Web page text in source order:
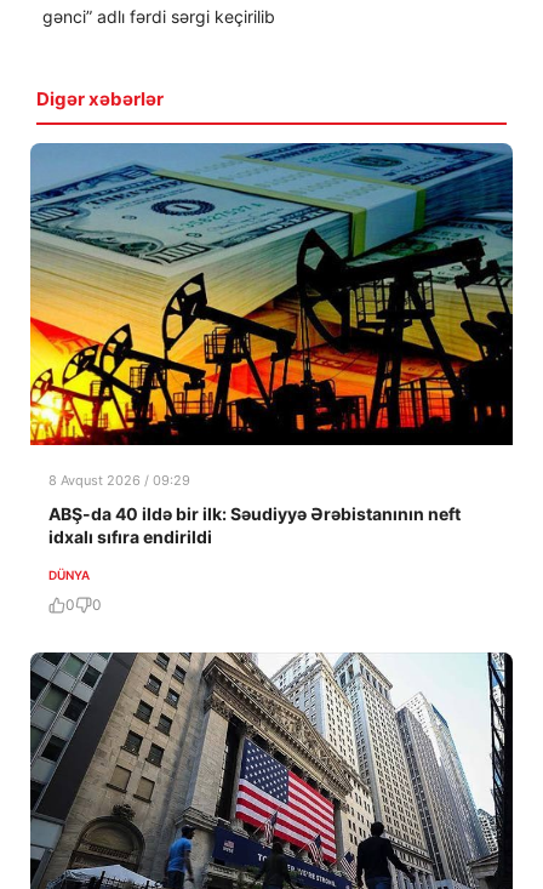
gənci” adlı fərdi sərgi keçirilib
Digər xəbərlər
8 Avqust 2026 / 09:29
ABŞ-da 40 ildə bir ilk: Səudiyyə Ərəbistanının neft
idxalı sıfıra endirildi
DÜNYA
0 0